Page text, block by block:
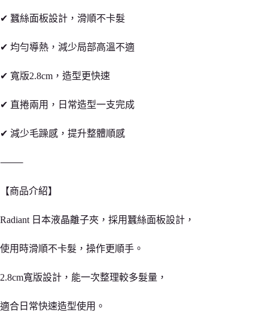
✔ 蠶絲面板設計，滑順不卡髮
✔ 均勻導熱，減少局部高溫不適
✔ 寬版2.8cm，造型更快速
✔ 直捲兩用，日常造型一支完成
✔ 減少毛躁感，提升整體順感
⸻
【商品介紹】
Radiant 日本液晶離子夾，採用蠶絲面板設計，
使用時滑順不卡髮，操作更順手。
2.8cm寬版設計，能一次整理較多髮量，
適合日常快速造型使用。